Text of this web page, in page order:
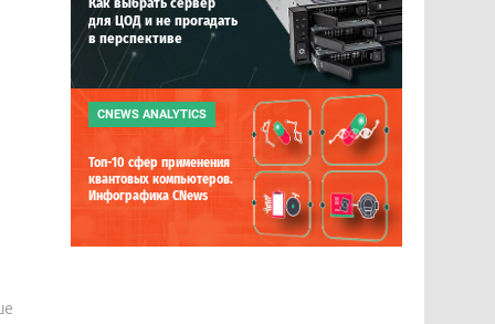
для ЦОД и не прогадать
в перспективе
CNEWS ANALYTICS
Топ-10 сфер применения
квантовых компьютеров.
Инфографика CNews